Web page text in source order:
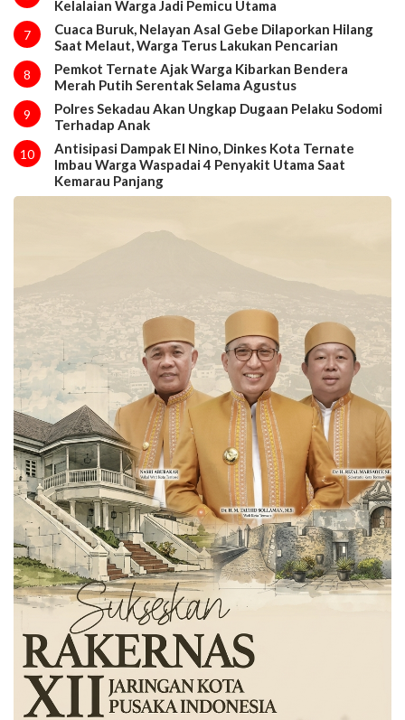
Kelalaian Warga Jadi Pemicu Utama
7
Cuaca Buruk, Nelayan Asal Gebe Dilaporkan Hilang
Saat Melaut, Warga Terus Lakukan Pencarian
8
Pemkot Ternate Ajak Warga Kibarkan Bendera
Merah Putih Serentak Selama Agustus
9
Polres Sekadau Akan Ungkap Dugaan Pelaku Sodomi
Terhadap Anak
10
Antisipasi Dampak El Nino, Dinkes Kota Ternate
Imbau Warga Waspadai 4 Penyakit Utama Saat
Kemarau Panjang